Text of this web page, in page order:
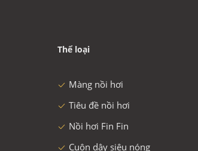
Thể loại
Màng nồi hơi
Tiêu đề nồi hơi
Nồi hơi Fin Fin
Cuộn dây siêu nóng